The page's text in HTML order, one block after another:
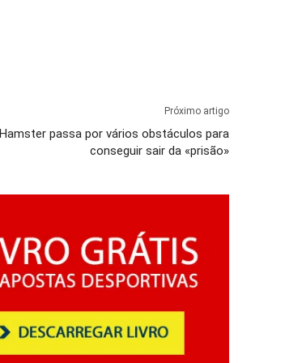
Próximo artigo
Hamster passa por vários obstáculos para
conseguir sair da «prisão»